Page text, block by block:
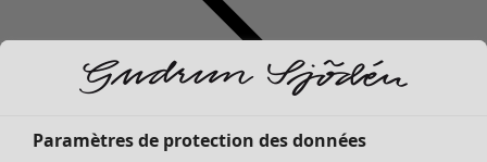
Paramètres de protection des données